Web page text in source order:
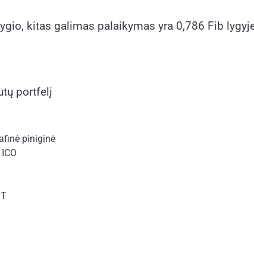
kitas galimas palaikymas yra 0,786 Fib
portfelį
piniginė